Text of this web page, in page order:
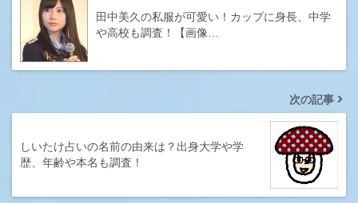
田中美久の私服が可愛い！カップに身長、中学
や高校も調査！【画像…
次の記事
しいたけ占いの名前の由来は？出身大学や学
歴、年齢や本名も調査！